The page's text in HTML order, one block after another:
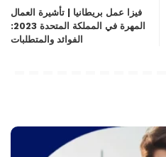
فيزا عمل بريطانيا | تأشيرة العمال
المهرة في المملكة المتحدة 2023:
الفوائد والمتطلبات